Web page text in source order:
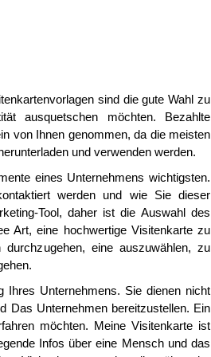
sind die gute Wahl zu
ausquetschen möchten. Bezahlte
von Ihnen genommen, da die meisten
und verwenden werden.
eines Unternehmens wichtigsten.
werden und wie Sie dieser
Tool, daher ist die Auswahl des
Art, eine hochwertige Visitenkarte zu
eine auszuwählen, zu
Ihres Unternehmens. Sie dienen nicht
Das Unternehmen bereitzustellen. Ein
möchten. Meine Visitenkarte ist
Infos über eine Mensch und das